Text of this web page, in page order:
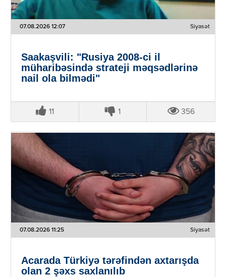
07.08.2026 12:07 Siyasət
Saakaşvili: "Rusiya 2008-ci il
müharibəsində strateji məqsədlərinə
nail ola bilmədi"
11 1 356
07.08.2026 11:25 Siyasət
Acarada Türkiyə tərəfindən axtarışda
olan 2 şəxs saxlanılıb